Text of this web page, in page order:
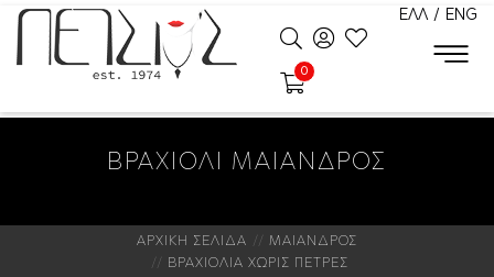
ΕΛΛ / ENG
0
ΒΡΑΧΙΟΛΙ ΜΑΙΑΝΔΡΟΣ
ΑΡΧΙΚΗ ΣΕΛΙΔΑ
ΜΑΙΑΝΔΡΟΣ
ΒΡΑΧΙΟΛΙΑ ΧΩΡΙΣ ΠΕΤΡΕΣ